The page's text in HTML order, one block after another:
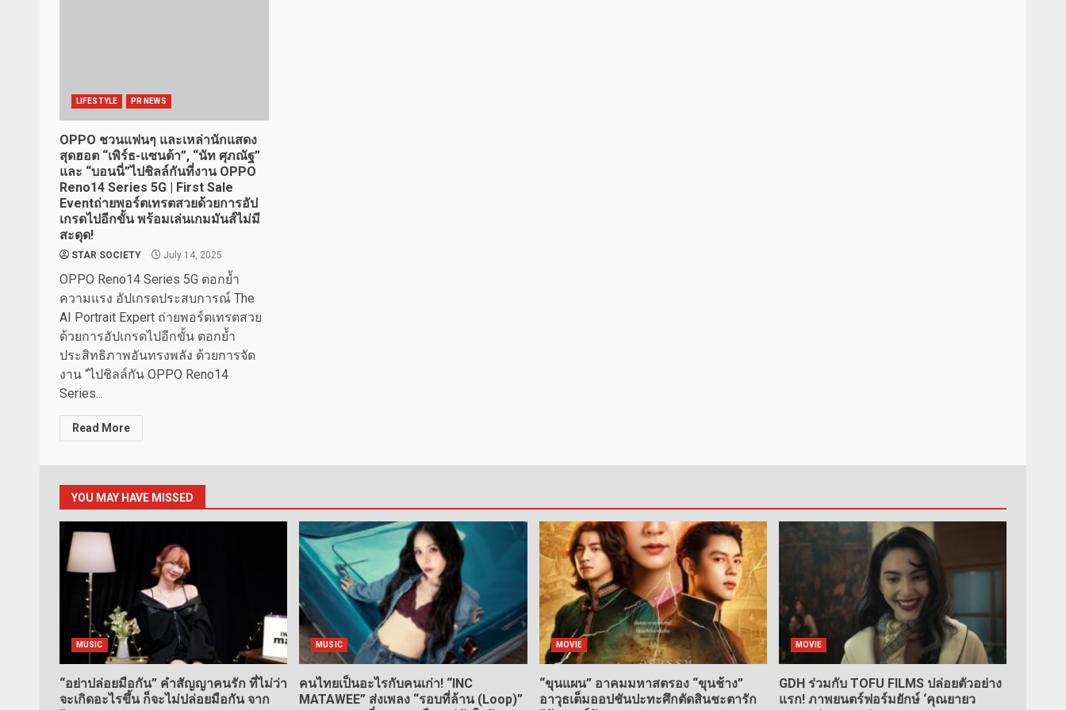
LIFESTYLE PR NEWS
OPPO ชวนแฟนๆ และเหล่านักแสดง
สุดฮอต “เพิร์ธ-แซนต้า”, “นัท ศุภณัฐ”
และ “บอนนี่”ไปชิลล์กันที่งาน OPPO
Reno14 Series 5G | First Sale
Eventถ่ายพอร์ตเทรตสวยด้วยการอัป
เกรดไปอีกขั้น พร้อมเล่นเกมมันส์ไม่มี
สะดุด!
STAR SOCIETY July 14, 2025
OPPO Reno14 Series 5G ตอกย้ำ
ความแรง อัปเกรดประสบการณ์ The
AI Portrait Expert ถ่ายพอร์ตเทรตสวย
ด้วยการอัปเกรดไปอีกขั้น ตอกย้ำ
ประสิทธิภาพอันทรงพลัง ด้วยการจัด
งาน “ไปชิลล์กัน OPPO Reno14
Series...
Read More
YOU MAY HAVE MISSED
MUSIC
“อย่าปล่อยมือกัน” คำสัญญาคนรัก ที่ไม่ว่า
จะเกิดอะไรขึ้น ก็จะไม่ปล่อยมือกัน จาก
MUSIC
คนไทยเป็นอะไรกับคนเก่า! “INC
MATAWEE” ส่งเพลง “รอบที่ล้าน (Loop)”
MOVIE
“ขุนแผน” อาคมมหาสตรอง “ขุนช้าง”
อาวุธเต็มออปชันปะทะศึกตัดสินชะตารัก
MOVIE
GDH ร่วมกับ TOFU FILMS ปล่อยตัวอย่าง
แรก! ภาพยนตร์ฟอร์มยักษ์ ‘คุณยายว